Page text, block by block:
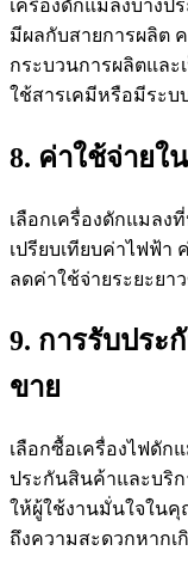
เครื่องดักแมลงบางป
มีผลกับสายการผลิต
กระบวนการผลิตแล
ใช้สารเคมีหรือมีระบ
8. ค่าใช้จ่ายใ
เลือกเครื่องดักแมลง
เปรียบเทียบค่าไฟฟ้า
ลดค่าใช้จ่ายระยะยา
9. การรับประ
ขาย
เลือกซื้อเครื่องไฟดัก
ประกันสินค้าและบริก
ให้ผู้ใช้งานมั่นใจใน
ถึงความสะดวกหากเ